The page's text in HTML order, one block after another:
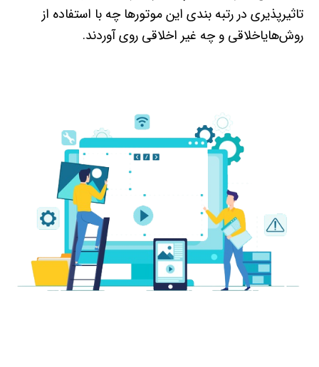
تاثيرپذيري در رتبه بندي اين موتورها چه با استفاده از
روش‌هاياخلاقي و چه غير اخلاقي روي آوردند.